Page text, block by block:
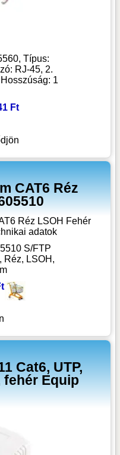
Típus:
RJ-45, 2.
1
Ft
CAT6 Réz
S/FTP
Réz, LSOH,
Cat6, UTP,
fehér Equip